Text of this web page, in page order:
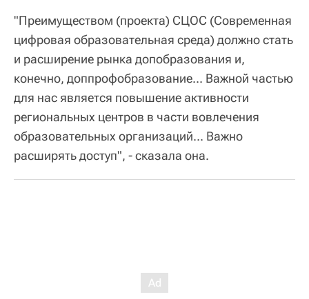
"Преимуществом (проекта) СЦОС (Современная
цифровая образовательная среда) должно стать
и расширение рынка допобразования и,
конечно, доппрофобразование... Важной частью
для нас является повышение активности
региональных центров в части вовлечения
образовательных организаций... Важно
расширять доступ", - сказала она.